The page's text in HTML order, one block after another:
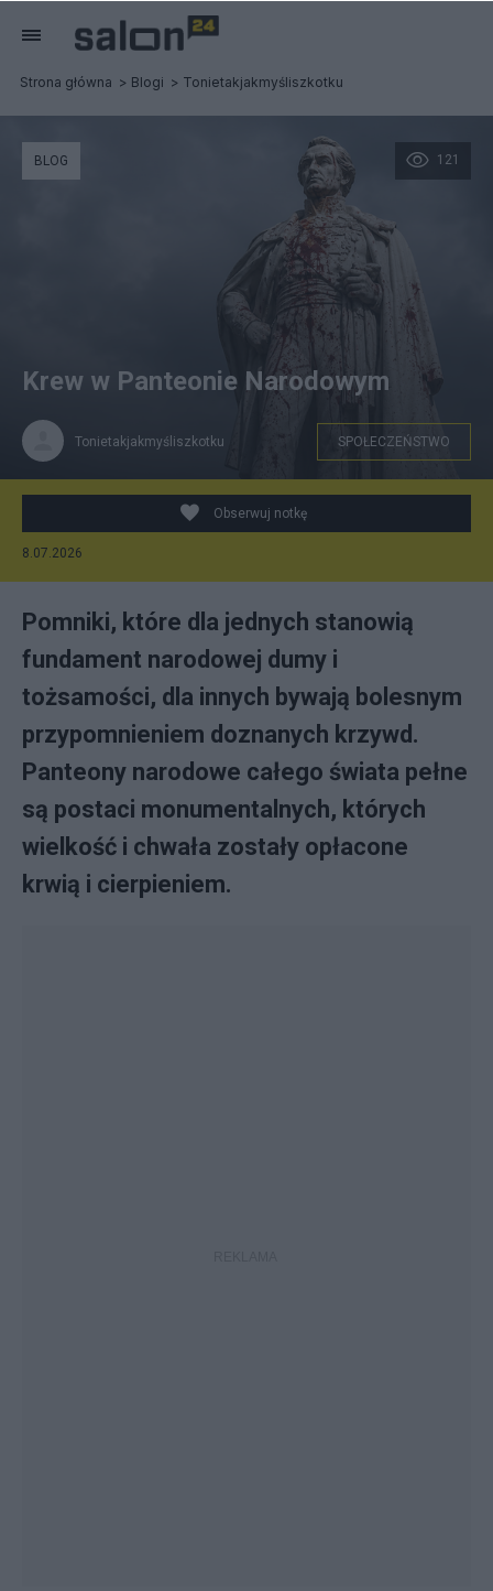
Strona główna Blogi Tonietakjakmyśliszkotku
121
BLOG
Krew w Panteonie Narodowym
Tonietakjakmyśliszkotku SPOŁECZEŃSTWO
Obserwuj notkę
8.07.2026
Pomniki, które dla jednych stanowią
fundament narodowej dumy i
tożsamości, dla innych bywają bolesnym
przypomnieniem doznanych krzywd.
Panteony narodowe całego świata pełne
są postaci monumentalnych, których
wielkość i chwała zostały opłacone
krwią i cierpieniem.